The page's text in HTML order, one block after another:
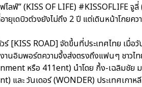
ไลฟ์” (KISS OF LIFE) #KISSOFLIFE
เดบิวต์วงยังไม่ถึง 2 ปี แต่เดินหน้าโกยคว
ร์ [KISS ROAD] จัดขึ้นที่ประเทศไทย เมื่
นอิมพอร์ตความจึ้งส่งตรงถึงแฟนๆ ชาวไท
หรือ 411ent) นำโดย กึ้ง-เฉลิมชัย
และ วันเดอร์ (WONDER) ประเทศเกาห